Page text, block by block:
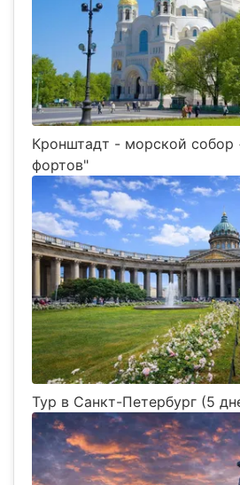
Кронштадт - морской собор
фортов"
Тур в Санкт-Петербург (5